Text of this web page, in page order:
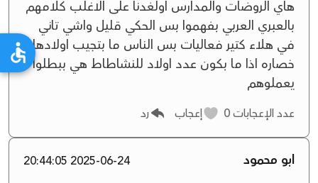
هاي الروضات والمدارس اولغدنا على الاغلب كلامهم
بالعبري العربي بفهموا بس الحكي قليل واشي تاني
في هلاء كتير فعاليات بس الناس ما بتجيب اولادها
خصاره اذا ما بكون عدد اولاد للنشاطاط هي ببطلوا
يعملوهم
عدد الإعجابات إعجاب رد
ابو محمود 2025-06-24 20:44:05